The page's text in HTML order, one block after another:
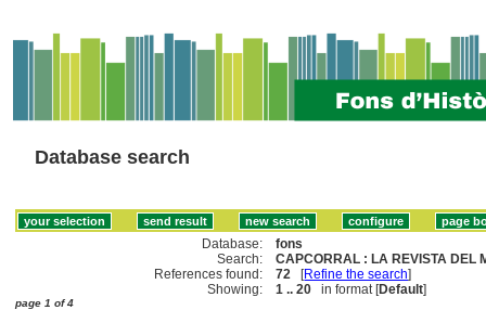
Database search
Database:
fons
Search:
CAPCORRAL : LA REVISTA DEL
References found:
72 [Refine the search]
Showing:
1 .. 20 in format [Default]
page 1 of 4